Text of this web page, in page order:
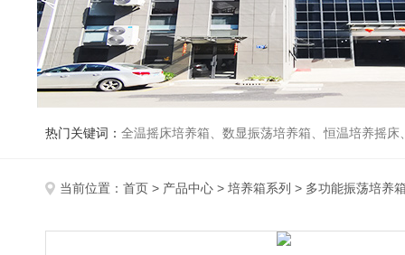
热门关键词： 全温摇床培养箱、数显振荡培养箱、恒温培养摇
当前位置： 首页 > 产品中心 > 培养箱系列 > 多功能振荡培养